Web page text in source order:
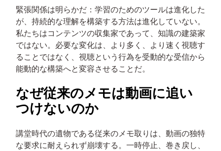
緊張関係は明らかだ：学習のためのツールは進化した
が、持続的な理解を構築する方法は進化していない。
私たちはコンテンツの収集家であって、知識の建築家
ではない。必要な変化は、より多く、より速く視聴す
ることではなく、視聴という行為を受動的な受信から
能動的な構築へと変容させることだ。
なぜ従来のメモは動画に追い
つけないのか
講堂時代の遺物である従来のメモ取りは、動画の独特
な要求に耐えられず崩壊する。一時停止、巻き戻し、